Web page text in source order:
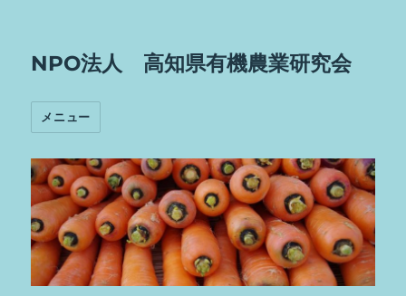
NPO法人 高知県有機農業研究会
メニュー